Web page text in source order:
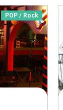
POP / Rock